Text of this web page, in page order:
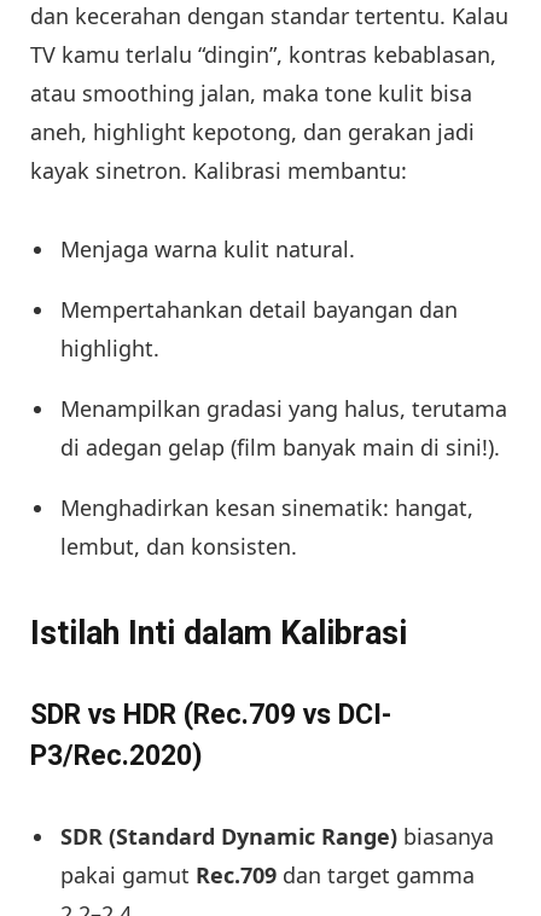
dan kecerahan dengan standar tertentu. Kalau
TV kamu terlalu “dingin”, kontras kebablasan,
atau smoothing jalan, maka tone kulit bisa
aneh, highlight kepotong, dan gerakan jadi
kayak sinetron. Kalibrasi membantu:
Menjaga warna kulit natural.
Mempertahankan detail bayangan dan
highlight.
Menampilkan gradasi yang halus, terutama
di adegan gelap (film banyak main di sini!).
Menghadirkan kesan sinematik: hangat,
lembut, dan konsisten.
Istilah Inti dalam Kalibrasi
SDR vs HDR (Rec.709 vs DCI-
P3/Rec.2020)
SDR (Standard Dynamic Range) biasanya
pakai gamut Rec.709 dan target gamma